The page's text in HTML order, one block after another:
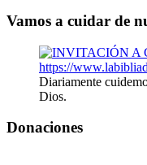
Vamos a cuidar de
Diariamente
Dios.
Donaciones